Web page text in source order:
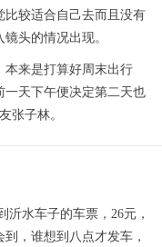
比较适合自己去而且没有
头的情况出现。
本来是打算好周末出行
一天下午便决定第二天也
张子林。
水车子的车票，26元，
，谁想到八点才发车，